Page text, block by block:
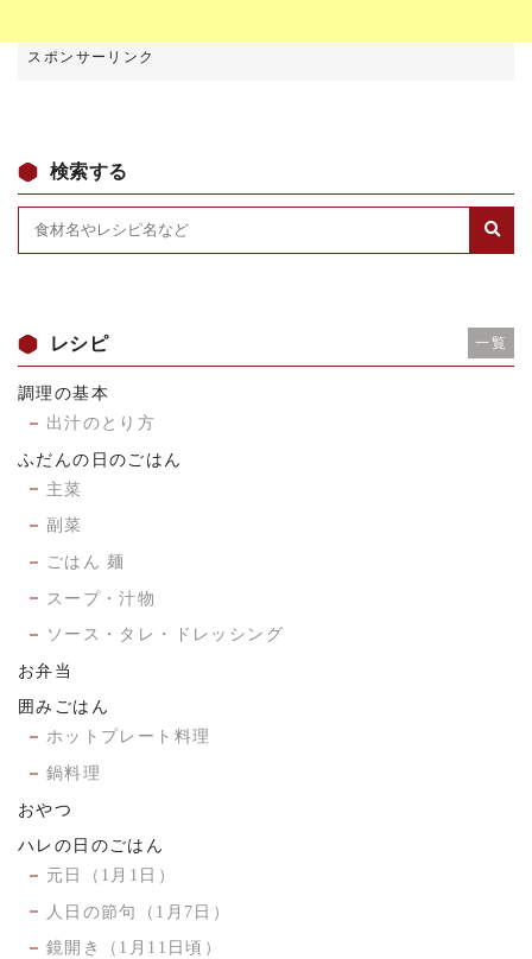
検索する
レシピ 一覧
調理の基本
出汁のとり方
ふだんの日のごはん
主菜
副菜
ごはん 麺
スープ・汁物
ソース・タレ・ドレッシング
お弁当
囲みごはん
ホットプレート料理
鍋料理
おやつ
ハレの日のごはん
元日（1月1日）
人日の節句（1月7日）
鏡開き（1月11日頃）